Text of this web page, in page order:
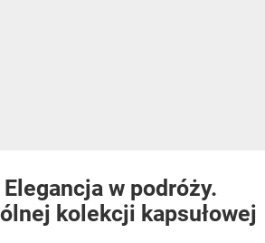
w podróży.
kolekcji kapsułowej